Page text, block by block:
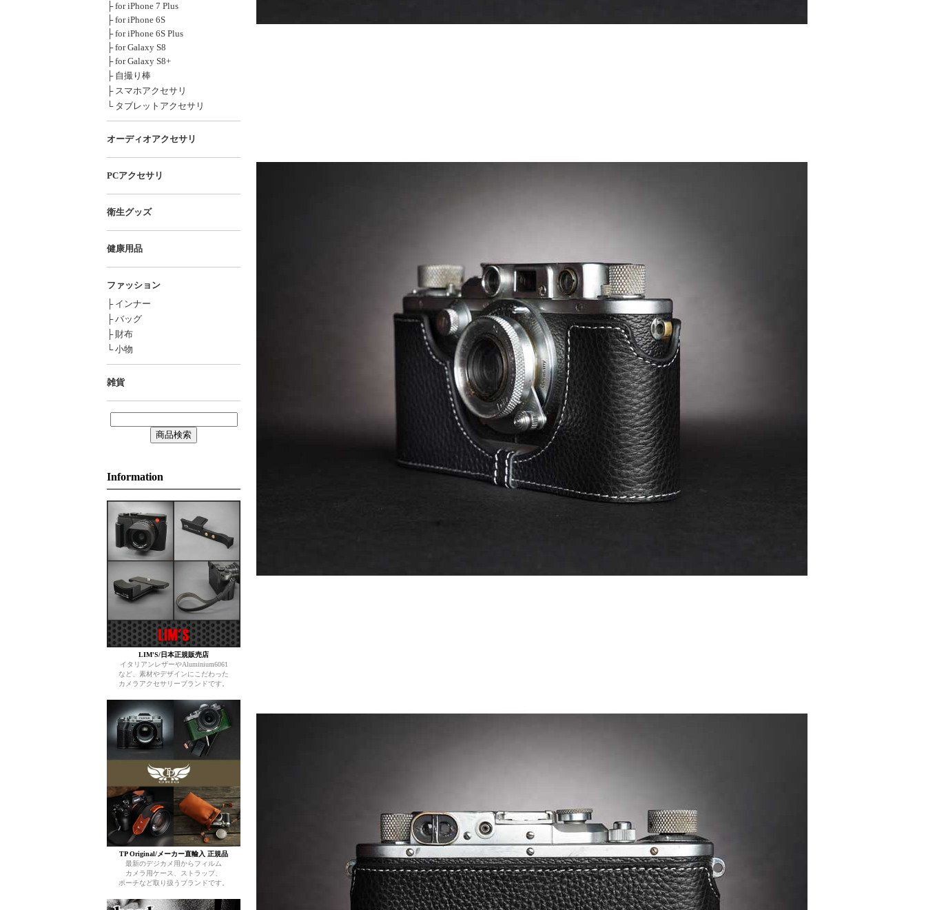
├ for iPhone 7 Plus
├ for iPhone 6S
├ for iPhone 6S Plus
├ for Galaxy S8
├ for Galaxy S8+
├ 自撮り棒
├ スマホアクセサリ
└ タブレットアクセサリ
オーディオアクセサリ
PCアクセサリ
衛生グッズ
健康用品
ファッション
├ インナー
├ バッグ
├ 財布
└ 小物
雑貨
Information
LIM'S/日本正規販売店
イタリアンレザーやAluminium6061
など、素材やデザインにこだわった
カメラアクセサリーブランドです。
TP Original/メーカー直輸入 正規品
最新のデジカメ用からフィルム
カメラ用ケース、ストラップ、
ポーチなど取り扱うブランドです。